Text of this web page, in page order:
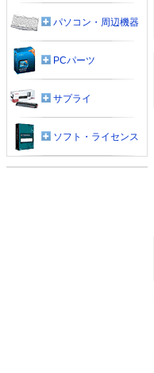
パソコン・周辺機器
PCパーツ
サプライ
ソフト・ライセンス